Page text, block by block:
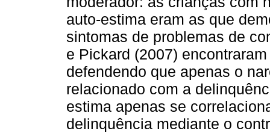
auto-estima eram as que
sintomas de problemas de
e Pickard (2007)
defendendo que apenas o
relacionado com a
estima apenas se
delinquência mediante o